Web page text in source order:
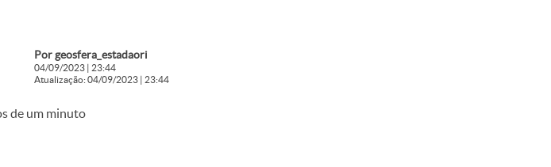
Por geosfera_estadaori
04/09/2023 | 23:44
Atualização: 04/09/2023 | 23:44
de um minuto